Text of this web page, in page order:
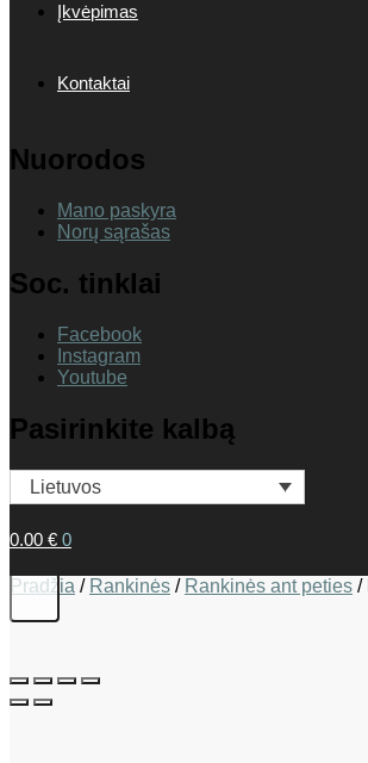
Įkvėpimas
Kontaktai
Nuorodos
Mano paskyra
Norų sąrašas
Soc. tinklai
Facebook
Instagram
Youtube
Pasirinkite kalbą
Lietuvos
0.00 € 0
Pradžia / Rankinės / Rankinės ant peties /